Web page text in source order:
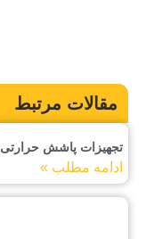
مقالات مرتبط
تجهیزات پاشش حرارتی
ادامه مطلب »